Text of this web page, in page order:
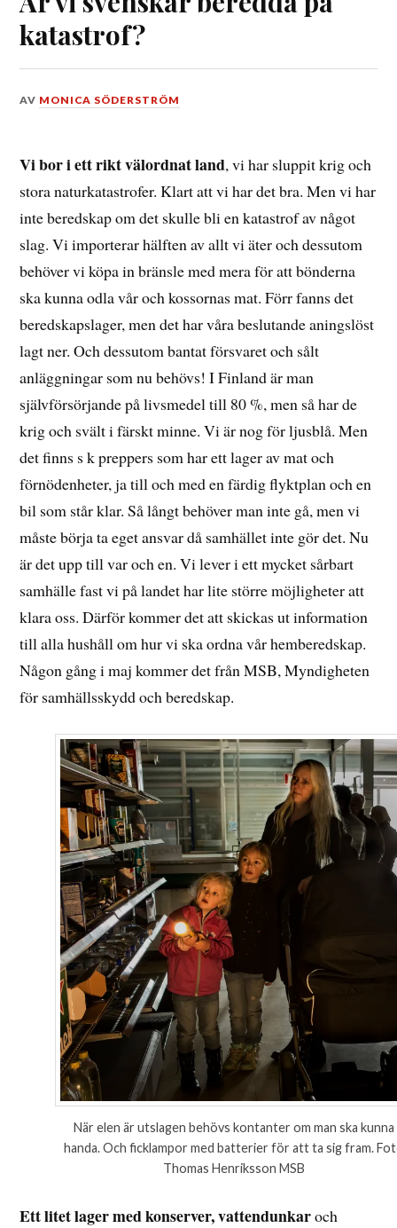
katastrof?
DEN
2018
AV MONICA SÖDERSTRÖM
Vi bor i ett rikt välordnat land, vi har sluppit krig och
stora naturkatastrofer. Klart att vi har det bra. Men vi har
inte beredskap om det skulle bli en katastrof av något
slag. Vi importerar hälften av allt vi äter och dessutom
behöver vi köpa in bränsle med mera för att bönderna
ska kunna odla vår och kossornas mat. Förr fanns det
beredskapslager, men det har våra beslutande aningslöst
lagt ner. Och dessutom bantat försvaret och sålt
anläggningar som nu behövs! I Finland är man
självförsörjande på livsmedel till 80 %, men så har de
krig och svält i färskt minne. Vi är nog för ljusblå. Men
det finns s k preppers som har ett lager av mat och
förnödenheter, ja till och med en färdig flyktplan och en
bil som står klar. Så långt behöver man inte gå, men vi
måste börja ta eget ansvar då samhället inte gör det. Nu
är det upp till var och en. Vi lever i ett mycket sårbart
samhälle fast vi på landet har lite större möjligheter att
klara oss. Därför kommer det att skickas ut information
till alla hushåll om hur vi ska ordna vår hemberedskap.
Någon gång i maj kommer det från MSB, Myndigheten
för samhällsskydd och beredskap.
När elen är utslagen behövs kontanter om man ska kunna
handa. Och ficklampor med batterier för att ta sig fram.
Thomas Henriksson MSB
Ett litet lager med konserver, vattendunkaroch